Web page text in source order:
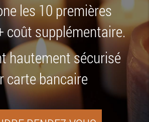
les 10 premières
coût supplémentaire.
hautement sécurisé
carte bancaire